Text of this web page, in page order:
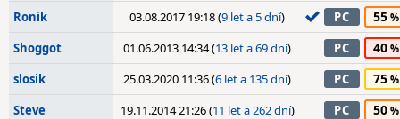
Ronik 03.08.2017 19:18 (9 let a 5 dní) PC 55
Shoggot 01.06.2013 14:34 (13 let a 69 dní) PC 40
slosik 25.03.2020 11:36 (6 let a 135 dní) PC 75
Steve 19.11.2014 21:26 (11 let a 262 dní) PC 50